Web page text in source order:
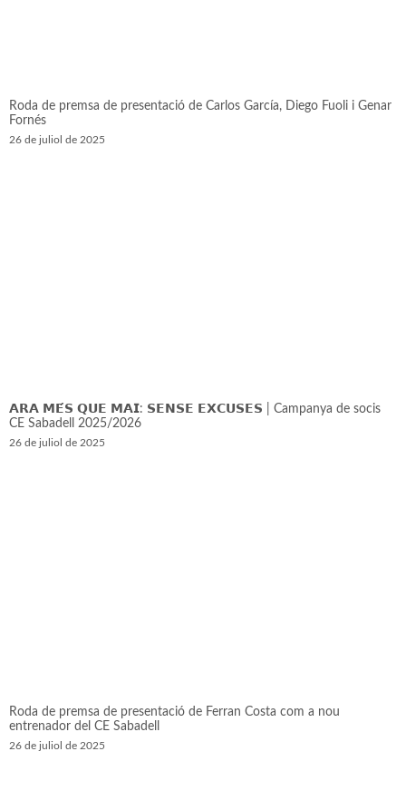
Roda de premsa de presentació de Carlos García, Diego Fuoli i Genar
Fornés
26 de juliol de 2025
𝗔𝗥𝗔 𝗠𝗘́𝗦 𝗤𝗨𝗘 𝗠𝗔𝗜: 𝗦𝗘𝗡𝗦𝗘 𝗘𝗫𝗖𝗨𝗦𝗘𝗦 | Campanya de socis
CE Sabadell 2025/2026
26 de juliol de 2025
Roda de premsa de presentació de Ferran Costa com a nou
entrenador del CE Sabadell
26 de juliol de 2025